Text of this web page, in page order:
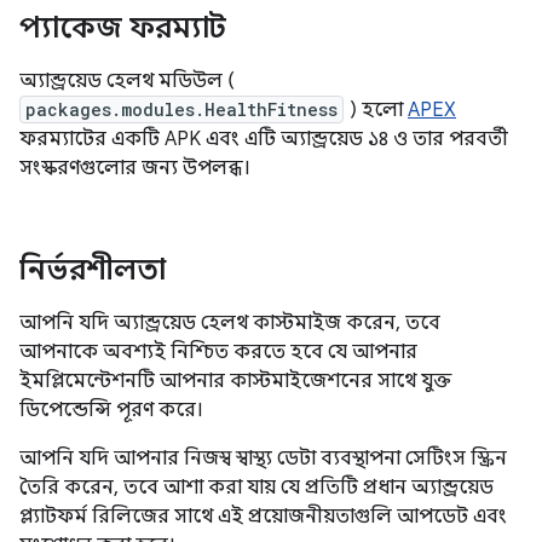
প্যাকেজ ফরম্যাট
অ্যান্ড্রয়েড হেলথ মডিউল (
packages.modules.HealthFitness ) হলোAPEX
ফরম্যাটের একটি APK এবং এটি অ্যান্ড্রয়েড ১৪ ও তার পরবর্তী
সংস্করণগুলোর জন্য উপলব্ধ।
নির্ভরশীলতা
আপনি যদি অ্যান্ড্রয়েড হেলথ কাস্টমাইজ করেন, তবে
আপনাকে অবশ্যই নিশ্চিত করতে হবে যে আপনার
ইমপ্লিমেন্টেশনটি আপনার কাস্টমাইজেশনের সাথে যুক্ত
ডিপেন্ডেন্সি পূরণ করে।
আপনি যদি আপনার নিজস্ব স্বাস্থ্য ডেটা ব্যবস্থাপনা সেটিংস স্ক্রিন
তৈরি করেন, তবে আশা করা যায় যে প্রতিটি প্রধান অ্যান্ড্রয়েড
প্ল্যাটফর্ম রিলিজের সাথে এই প্রয়োজনীয়তাগুলি আপডেট এবং